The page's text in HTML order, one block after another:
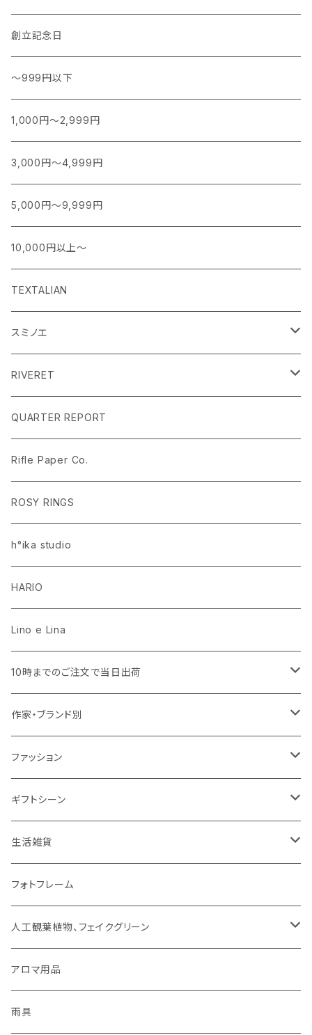
創立記念日
～999円以下
1,000円～2,999円
3,000円～4,999円
5,000円～9,999円
10,000円以上～
TEXTALIAN
スミノエ
MOOMIN ムーミン EDITION.1
ラグ・マット
ドレープカーテン
PEANUTS ピーナッツ EDITION.1
ラグ・マット
SaanaJaOlli サーナヤオッリ EDITION.1
ラグ・マット
Disney HOME SERIES EDITION.8
ラグ・マット
RIVERET
名入れあり
名入れなし
CLASSIC POOH（クラシック プー）
QUARTER REPORT
Rifle Paper Co.
ROSY RINGS
h°ika studio
HARIO
Lino e Lina
10時までのご注文で当日出荷
キッチン用品・食器
ミトン・鍋つかみ
コップ、グラス
お茶碗
キッチンクロス/ランチョンマット
アクセサリー
RIVERET（リヴェレット）名入れなし
チョコレート
その他
アロマ用品
ファッション
手袋
花瓶 / フラワーベース
作家・ブランド別
SUMINOE（スミノエ）
DICTUM（ディクトム）
DESIGNLIFE（デザインライフ）
HARIO（ハリオ）
シリーズで選ぶ
ネックレス
ROSY RINGS（ロージーリングス）
SMELLS LIKE SPELLS
linoo（リノオ）
Sheep by the Sea(シープバイザシー)
シマムラヒカリ
ファッション
アクセサリー
ネックレス
ピアス
ファッション雑貨
ブランケット
手袋
マスク
靴下
ギフトシーン
父の日
母の日
結婚祝い
お誕生日
生活雑貨
扇風機
文具
貯金箱
ティッシュケース
フォトフレーム
人工観葉植物、フェイクグリーン
CT触媒グリーンシリーズ
アロマ用品
雨具